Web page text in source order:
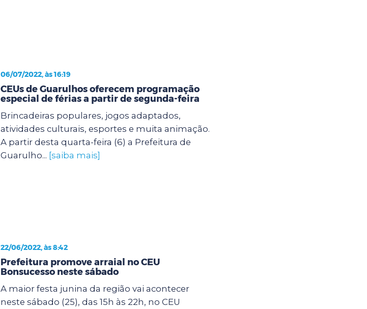
06/07/2022, às 16:19
CEUs de Guarulhos oferecem programação
especial de férias a partir de segunda-feira
Brincadeiras populares, jogos adaptados,
atividades culturais, esportes e muita animação.
A partir desta quarta-feira (6) a Prefeitura de
Guarulho... [saiba mais]
22/06/2022, às 8:42
Prefeitura promove arraial no CEU
Bonsucesso neste sábado
A maior festa junina da região vai acontecer
neste sábado (25), das 15h às 22h, no CEU